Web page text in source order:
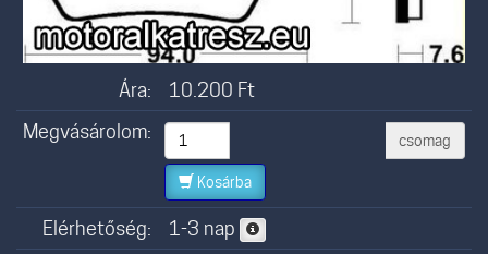
Ára: 10.200 Ft
Megvásárolom:
csomag
Kosárba
Elérhetőség: 1-3 nap